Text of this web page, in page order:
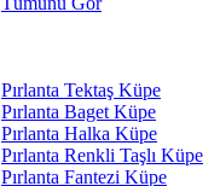
Pırlanta Tektaş Küpe
Pırlanta Baget Küpe
Pırlanta Halka Küpe
Pırlanta Renkli Taşlı Küpe
Pırlanta Fantezi Küpe